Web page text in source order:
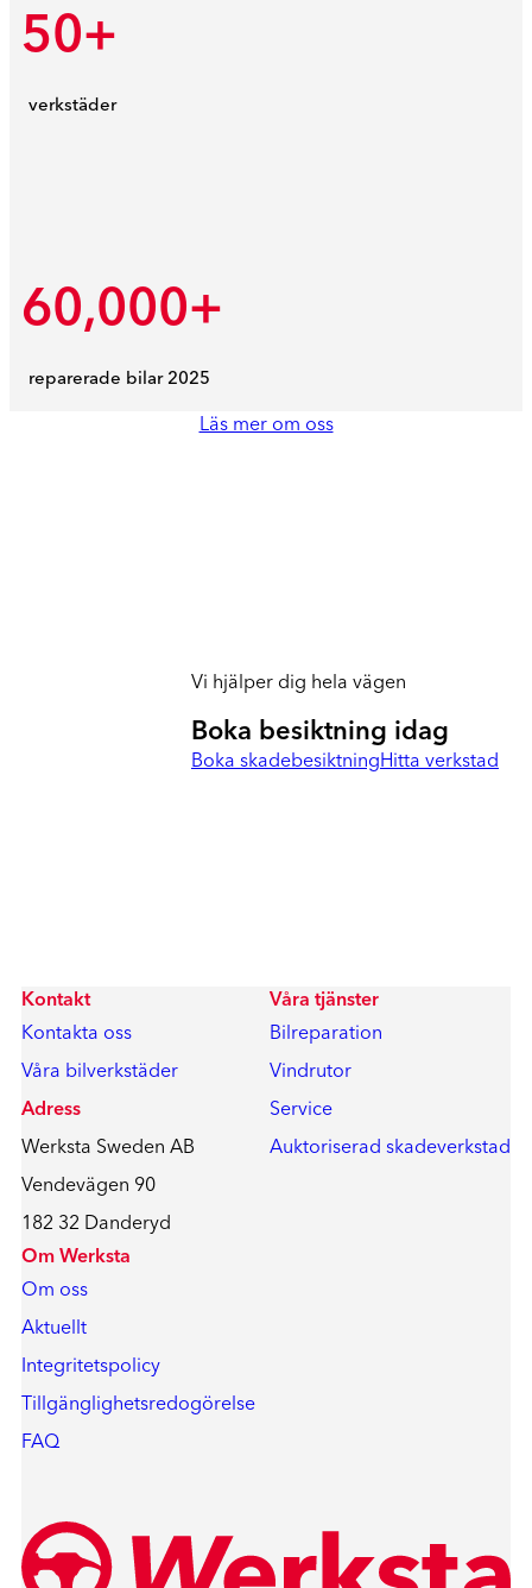
50+
verkstäder
60,000+
reparerade bilar 2025
Läs mer om oss
Vi hjälper dig hela vägen
Boka besiktning idag
Boka skadebesiktningHitta verkstad
Kontakt
Kontakta oss
Våra bilverkstäder
Adress
Werksta Sweden AB
Vendevägen 90
182 32 Danderyd
Våra tjänster
Bilreparation
Vindrutor
Service
Auktoriserad skadeverkstad
Om Werksta
Om oss
Aktuellt
Integritetspolicy
Tillgänglighetsredogörelse
FAQ